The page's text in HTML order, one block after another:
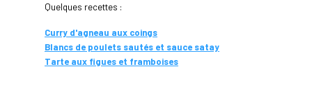
Quelques recettes :
Curry d'agneau aux coings
Blancs de poulets sautés et sauce satay
Tarte aux figues et framboises